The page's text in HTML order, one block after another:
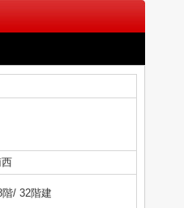
階/ 32階建